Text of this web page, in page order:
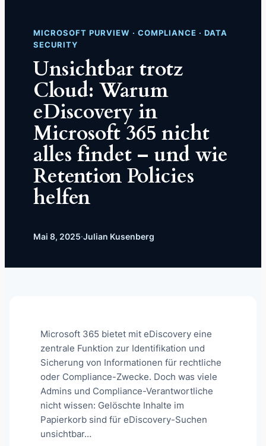
MICROSOFT PURVIEW · COMPLIANCE · DATA
SECURITY
Unsichtbar trotz
Cloud: Warum
eDiscovery in
Microsoft 365 nicht
alles findet – und wie
Retention Policies
helfen
Mai 8, 2025·Julian Kusenberg
Microsoft 365 bietet mit eDiscovery eine
zentrale Funktion zur Identifikation und
Sicherung von Informationen für rechtliche
oder Compliance-Zwecke. Doch was viele
Admins und Compliance-Verantwortliche
nicht wissen: Gelöschte Inhalte im
Papierkorb sind für eDiscovery-Suchen
unsichtbar…